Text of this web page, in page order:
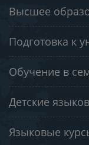
Высшее
Подготовка к
Обучение в
Детские
Языковые